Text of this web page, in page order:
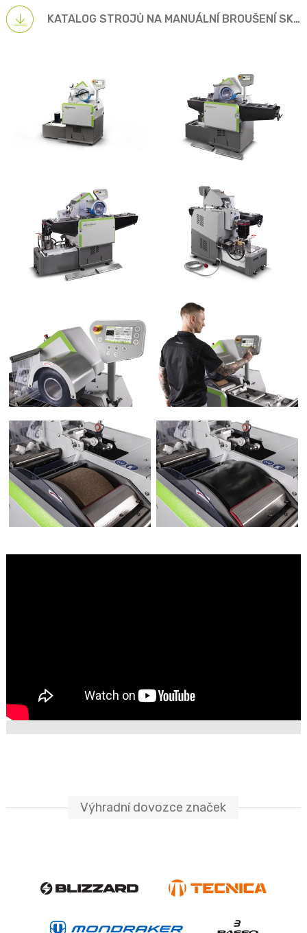
KATALOG STROJŮ NA MANUÁLNÍ BROUŠENÍ SKLUZNICE (*.PDF ; 2.2 MB)
Výhradní dovozce značek